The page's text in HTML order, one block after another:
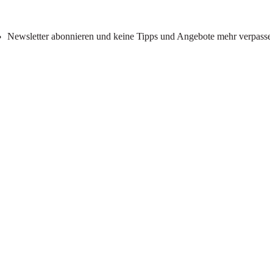
Newsletter abonnieren und keine Tipps und Angebote mehr